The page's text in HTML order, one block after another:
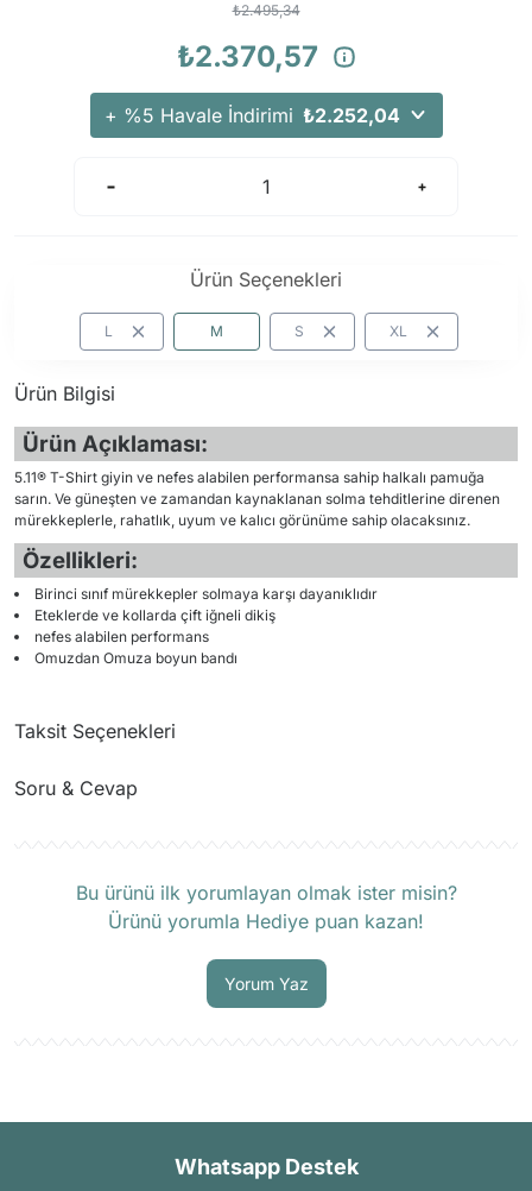
₺2.495,34
₺2.370,57
+ %5 Havale İndirimi ₺2.252,04
Ürün Seçenekleri
L M S XL
Ürün Bilgisi
Ürün Açıklaması:
5.11® T-Shirt giyin ve nefes alabilen performansa sahip halkalı pamuğa
sarın. Ve güneşten ve zamandan kaynaklanan solma tehditlerine direnen
mürekkeplerle, rahatlık, uyum ve kalıcı görünüme sahip olacaksınız.
Özellikleri:
Birinci sınıf mürekkepler solmaya karşı dayanıklıdır
Eteklerde ve kollarda çift iğneli dikiş
nefes alabilen performans
Omuzdan Omuza boyun bandı
Taksit Seçenekleri
Soru & Cevap
Bu ürünü ilk yorumlayan olmak ister misin?
Ürünü yorumla Hediye puan kazan!
Yorum Yaz
Whatsapp Destek